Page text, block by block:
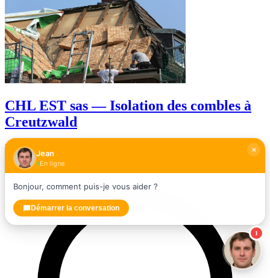
CHL EST sas — Isolation des combles à
Creutzwald
Entrepreneur spécialisé dans l'isolation
★★★★★ 4,7
1
Jean
En ligne
Bonjour, comment puis-je vous aider ?
Démarrer la conversation